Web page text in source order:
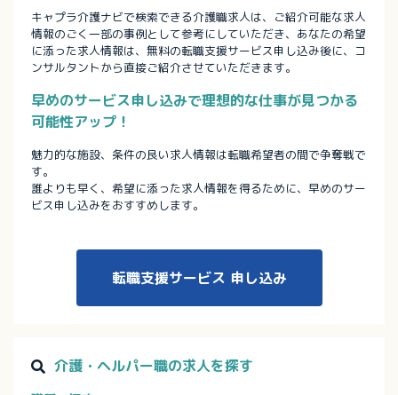
キャプラ介護ナビで検索できる介護職求人は、ご紹介可能な求人
情報のごく一部の事例として参考にしていただき、あなたの希望
に添った求人情報は、無料の転職支援サービス申し込み後に、コ
ンサルタントから直接ご紹介させていただきます。
早めのサービス申し込みで理想的な仕事が見つかる
可能性アップ！
魅力的な施設、条件の良い求人情報は転職希望者の間で争奪戦で
す。
誰よりも早く、希望に添った求人情報を得るために、早めのサー
ビス申し込みをおすすめします。
転職支援サービス 申し込み
介護・ヘルパー職の求人を探す